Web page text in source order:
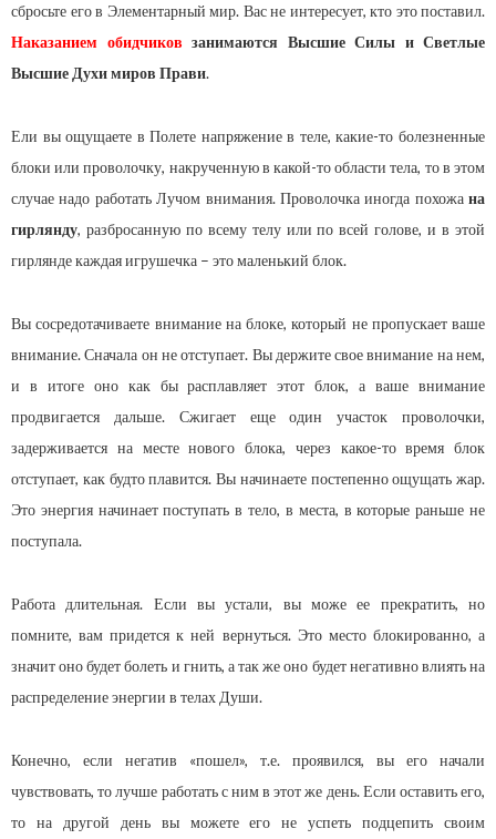
сбросьте его в Элементарный мир. Вас не интересует, кто это поставил.
Наказанием обидчиков занимаются Высшие Силы и Светлые
Высшие Духи миров Прави.
Ели вы ощущаете в Полете напряжение в теле, какие-то болезненные
блоки или проволочку, накрученную в какой-то области тела, то в этом
случае надо работать Лучом внимания. Проволочка иногда похожа на
гирлянду, разбросанную по всему телу или по всей голове, и в этой
гирлянде каждая игрушечка – это маленький блок.
Вы сосредотачиваете внимание на блоке, который не пропускает ваше
внимание. Сначала он не отступает. Вы держите свое внимание на нем,
и в итоге оно как бы расплавляет этот блок, а ваше внимание
продвигается дальше. Сжигает еще один участок проволочки,
задерживается на месте нового блока, через какое-то время блок
отступает, как будто плавится. Вы начинаете постепенно ощущать жар.
Это энергия начинает поступать в тело, в места, в которые раньше не
поступала.
Работа длительная. Если вы устали, вы може ее прекратить, но
помните, вам придется к ней вернуться. Это место блокированно, а
значит оно будет болеть и гнить, а так же оно будет негативно влиять на
распределение энергии в телах Души.
Конечно, если негатив «пошел», т.е. проявился, вы его начали
чувствовать, то лучше работать с ним в этот же день. Если оставить его,
то на другой день вы можете его не успеть подцепить своим